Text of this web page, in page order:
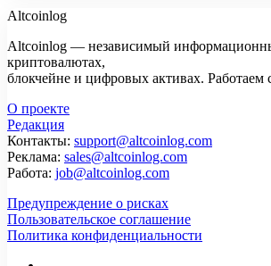
Altcoinlog
Altcoinlog — независимый
криптовалютах,
блокчейне и цифровых активах. Работаем
О проекте
Редакция
Контакты: support@altcoinlog.com
Реклама: sales@altcoinlog.com
Работа: job@altcoinlog.com
Предупреждение о рисках
Пользовательское соглашение
Политика конфиденциальности